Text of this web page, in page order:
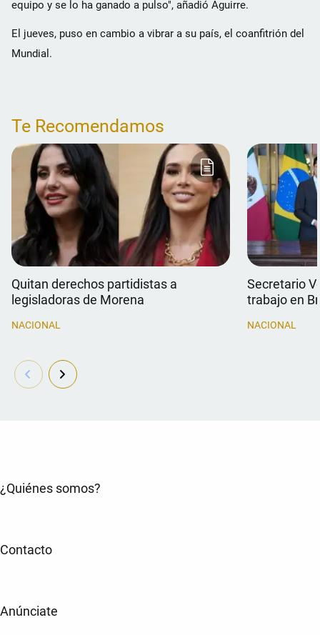
equipo y se lo ha ganado a pulso", añadió Aguirre.
El jueves, puso en cambio a vibrar a su país, el coanfitrión del
Mundial.
Te Recomendamos
Quitan derechos partidistas a
legisladoras de Morena
NACIONAL
Secretario
trabajo en
NACIONAL
¿Quiénes somos?
Contacto
Anúnciate